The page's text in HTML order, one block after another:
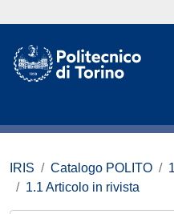
IRIS Catalogo POLITO
1.1 Articolo in rivista